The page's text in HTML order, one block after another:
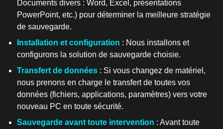
Documents divers : Word, Excel, présentations
PowerPoint, etc.) pour déterminer la meilleure stratégie
de sauvegarde.
Installation et configuration : Nous installons et
configurons la solution de sauvegarde choisie.
Transfert de données : Si vous changez de matériel,
nous prenons en charge le transfert de toutes vos
données (fichiers, applications, paramètres) vers votre
nouveau PC en toute sécurité.
Sauvegarde avant toute intervention : Avant toute